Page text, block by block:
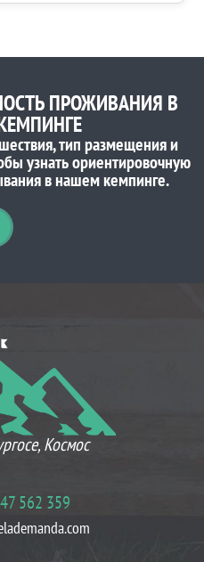
ПРОЖИВАНИЯ В
тип размещения и
узнать ориентировочную
в нашем кемпинге.
Космос
562 359